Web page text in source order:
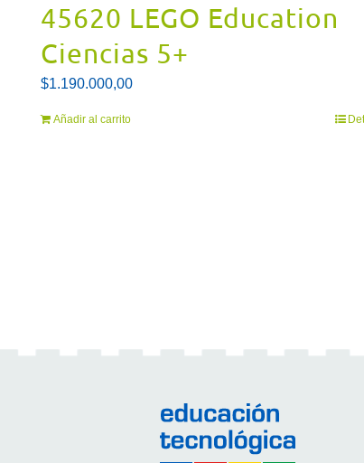
45620 LEGO Education
Ciencias 5+
$1.190.000,00
Añadir al carrito